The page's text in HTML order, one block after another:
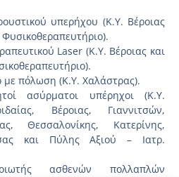
υπερήχου (Κ.Υ. Βέροιας
Laser (Κ.Υ. Βέροιας και
με πόλωση (Κ.Υ. Χαλάστρας).
ασύρματοι υπέρηχοι (Κ.Υ.
Βέροιας, Γιαννιτσών,
Θεσσαλονίκης, Κατερίνης,
και Πύλης Αξιού – Ιατρ.
ασθενών πολλαπλών